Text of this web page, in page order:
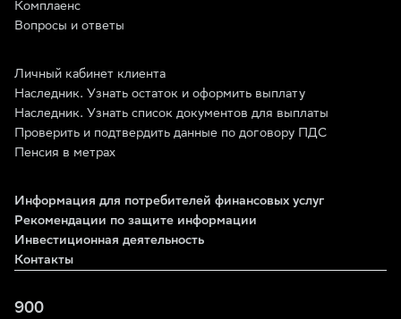
Комплаенс
Вопросы и ответы
Личный кабинет клиента
Наследник. Узнать остаток и оформить выплату
Наследник. Узнать список документов для выплаты
Проверить и подтвердить данные по договору ПДС
Пенсия в метрах
Информация для потребителей финансовых услуг
Рекомендации по защите информации
Инвестиционная деятельность
Контакты
900